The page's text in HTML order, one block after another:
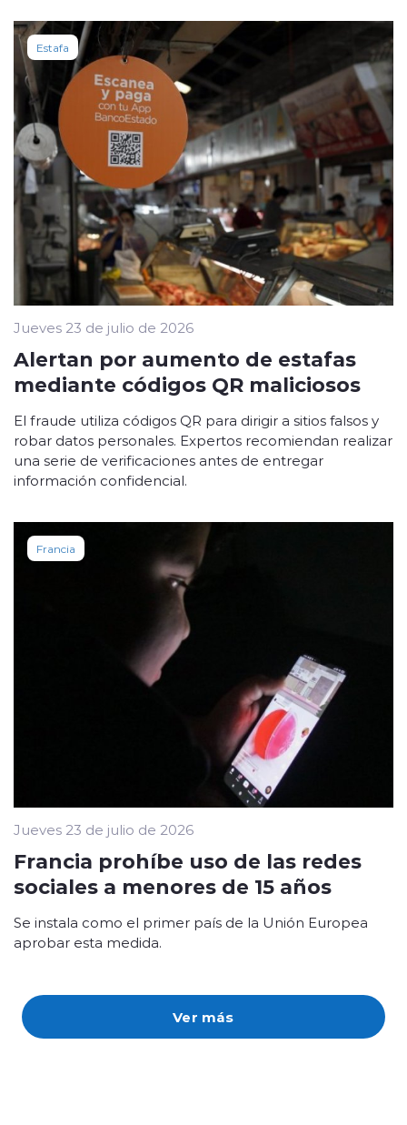
Ver más
Estafa
Jueves 23 de julio de 2026
Alertan por aumento de estafas
mediante códigos QR maliciosos
El fraude utiliza códigos QR para dirigir a sitios falsos y
robar datos personales. Expertos recomiendan realizar
una serie de verificaciones antes de entregar
información confidencial.
Francia
Jueves 23 de julio de 2026
Francia prohíbe uso de las redes
sociales a menores de 15 años
Se instala como el primer país de la Unión Europea
aprobar esta medida.